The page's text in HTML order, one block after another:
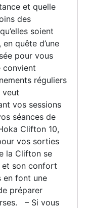
et quelle
des
soient
quête d’une
pour vous
convient
réguliers
veut
vos sessions
séances de
Clifton 10,
vos sorties
la Clifton se
et son confort
en font une
préparer
– Si vous